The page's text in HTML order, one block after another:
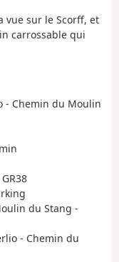
vue sur le Scorff, et
carrossable qui
- Chemin du Moulin
du Stang -
- Chemin du